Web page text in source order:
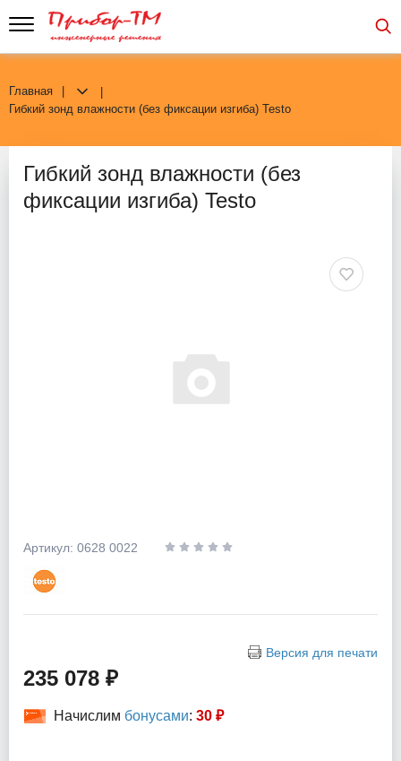
Главная
Гибкий зонд влажности (без фиксации изгиба) Testo
Гибкий зонд влажности (без
фиксации изгиба) Testo
Артикул: 0628 0022
Версия для печати
235 078 ₽
Начислим бонусами: 30 ₽